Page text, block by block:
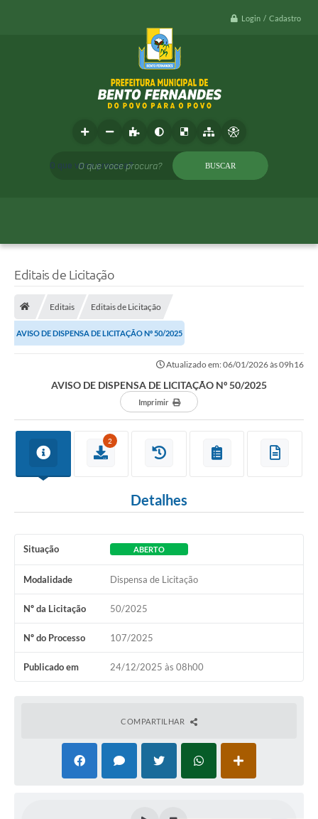
Login / Cadastro
O que voce procura?
Editais de Licitação
Editais Editais de Licitação
AVISO DE DISPENSA DE LICITAÇÃO Nº 50/2025
Atualizado em: 06/01/2026 às 09h16
AVISO DE DISPENSA DE LICITAÇÃO Nº 50/2025
Imprimir
2
Detalhes
Situação ABERTO
Modalidade Dispensa de Licitação
Nº da Licitação 50/2025
Nº do Processo 107/2025
Publicado em 24/12/2025 às 08h00
COMPARTILHAR